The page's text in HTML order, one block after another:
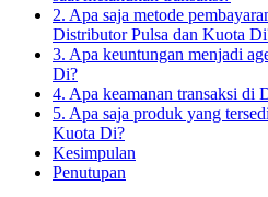
2. Apa saja metode
Distributor Pulsa dan Kuota
3. Apa keuntungan menjadi
Di?
4. Apa keamanan transaksi di
5. Apa saja produk yang
Kuota Di?
Kesimpulan
Penutupan